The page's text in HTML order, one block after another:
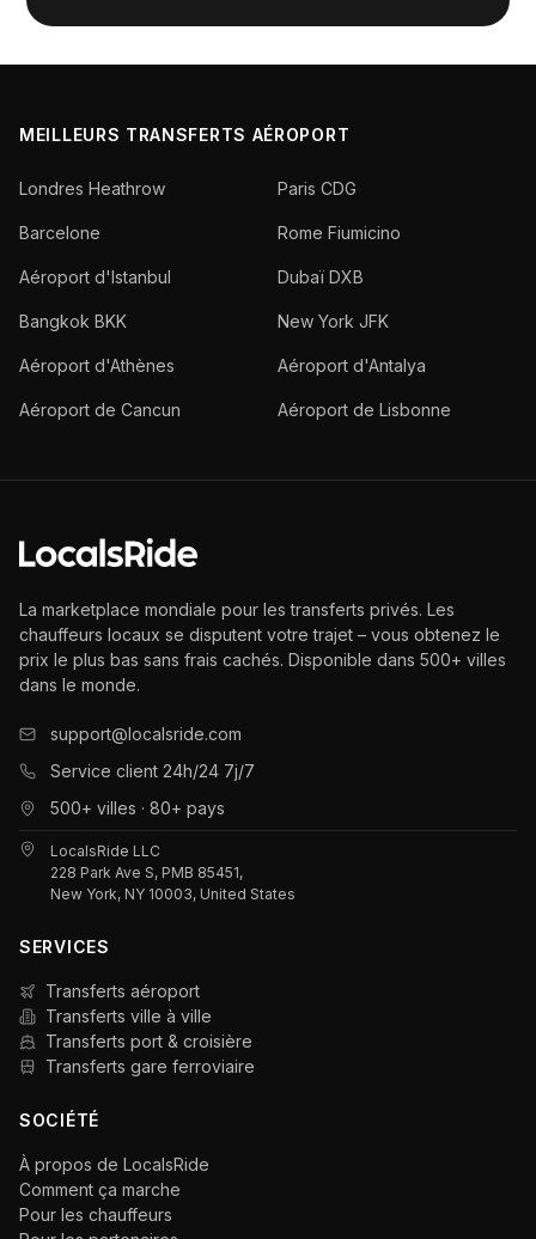
MEILLEURS TRANSFERTS AÉROPORT
Londres Heathrow Paris CDG
Barcelone Rome Fiumicino
Aéroport d'Istanbul Dubaï DXB
Bangkok BKK New York JFK
Aéroport d'Athènes Aéroport d'Antalya
Aéroport de Cancun Aéroport de Lisbonne
La marketplace mondiale pour les transferts privés. Les
chauffeurs locaux se disputent votre trajet – vous obtenez le
prix le plus bas sans frais cachés. Disponible dans 500+ villes
dans le monde.
support@localsride.com
Service client 24h/24 7j/7
500+ villes · 80+ pays
LocalsRide LLC
228 Park Ave S, PMB 85451,
New York, NY 10003, United States
SERVICES
Transferts aéroport
Transferts ville à ville
Transferts port & croisière
Transferts gare ferroviaire
SOCIÉTÉ
À propos de LocalsRide
Comment ça marche
Pour les chauffeurs